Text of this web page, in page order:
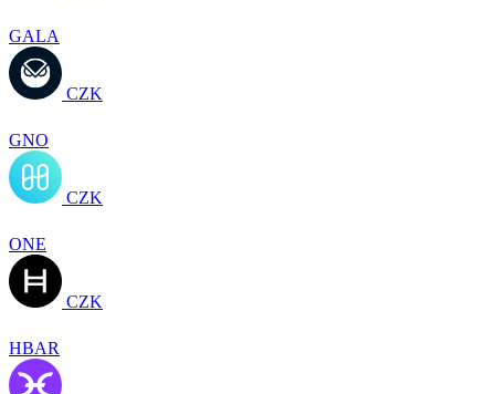
GALA
CZK
GNO
CZK
ONE
CZK
HBAR